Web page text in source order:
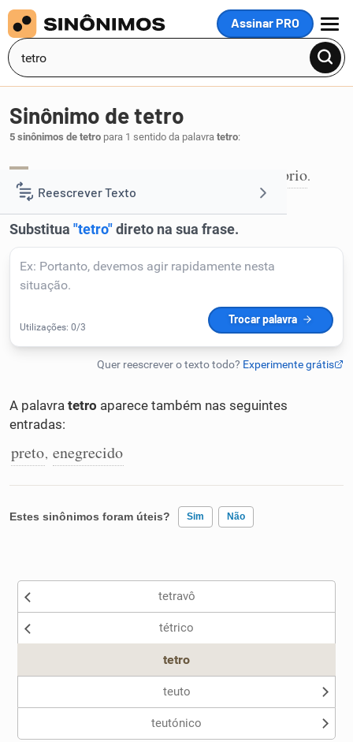
Assinar PRO
MENU
Reescrever Texto
Resumir Texto
Corrigir Texto
Detector de IA
Humanizador de IA
Cata-letras
Sinônimos
Sinônimo de tetro
5 sinônimos de tetro para 1 sentido da palavra tetro:
sombrio.
A palavra tetro aparece também nas seguintes
entradas:
preto, enegrecido
Estes sinônimos foram úteis? Sim Não
Nenhum dos sinônimos apresentados me ajudou
tetravô
tétrico
tetro
teuto
teutónico